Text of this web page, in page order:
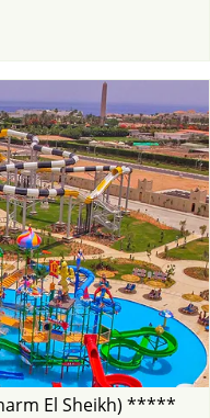
El Sheikh) *****